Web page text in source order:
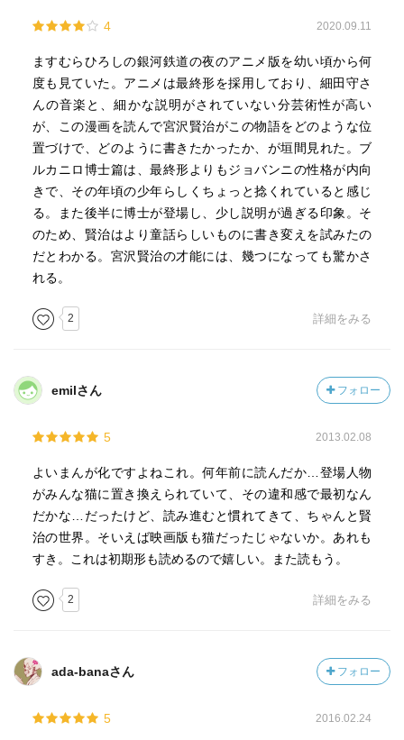
4 2020.09.11
ますむらひろしの銀河鉄道の夜のアニメ版を幼い頃から何
度も見ていた。アニメは最終形を採用しており、細田守さ
んの音楽と、細かな説明がされていない分芸術性が高い
が、この漫画を読んで宮沢賢治がこの物語をどのような位
置づけで、どのように書きたかったか、が垣間見れた。ブ
ルカニロ博士篇は、最終形よりもジョバンニの性格が内向
きで、その年頃の少年らしくちょっと捻くれていると感じ
る。また後半に博士が登場し、少し説明が過ぎる印象。そ
のため、賢治はより童話らしいものに書き変えを試みたの
だとわかる。宮沢賢治の才能には、幾つになっても驚かさ
れる。
2 詳細をみる
emilさん フォロー
5 2013.02.08
よいまんが化ですよねこれ。何年前に読んだか…登場人物
がみんな猫に置き換えられていて、その違和感で最初なん
だかな…だったけど、読み進むと慣れてきて、ちゃんと賢
治の世界。そいえば映画版も猫だったじゃないか。あれも
すき。これは初期形も読めるので嬉しい。また読もう。
2 詳細をみる
ada-banaさん フォロー
5 2016.02.24